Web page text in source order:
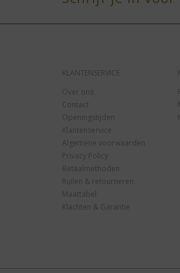
KLANTENSERVICE
Over ons
Contact
Openingstijden
Klantenservice
Algemene voorwaarden
Privacy Policy
Betaalmethoden
Ruilen & retourneren
Maattabel
Klachten & Garantie